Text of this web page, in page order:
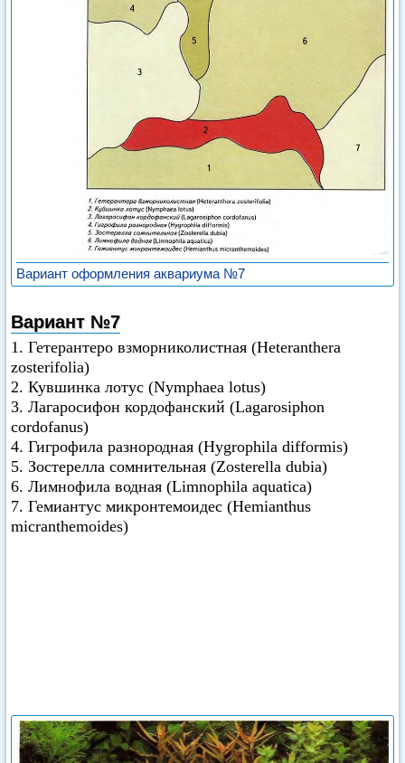
Вариант оформления аквариума №7
Вариант №7
1. Гетерантеро взморниколистная (Heteranthera
zosterifolia)
2. Кувшинка лотус (Nymphaea lotus)
3. Лагаросифон кордофанский (Lagarosiphon
cordofanus)
4. Гигрофила разнородная (Hygrophila difformis)
5. Зостерелла сомнительная (Zosterella dubia)
6. Лимнофила водная (Limnophila aquatica)
7. Гемиантус микронтемоидес (Hemianthus
micranthemoides)